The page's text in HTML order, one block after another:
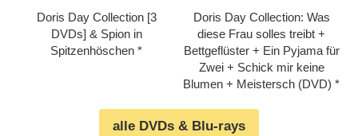
Doris Day Collection [3
DVDs] & Spion in
Spitzenhöschen
Doris Day Collection: Was
diese Frau solles treibt +
Bettgeflüster + Ein Pyjama für
Zwei + Schick mir keine
Blumen + Meistersch (DVD)
alle DVDs & Blu-rays